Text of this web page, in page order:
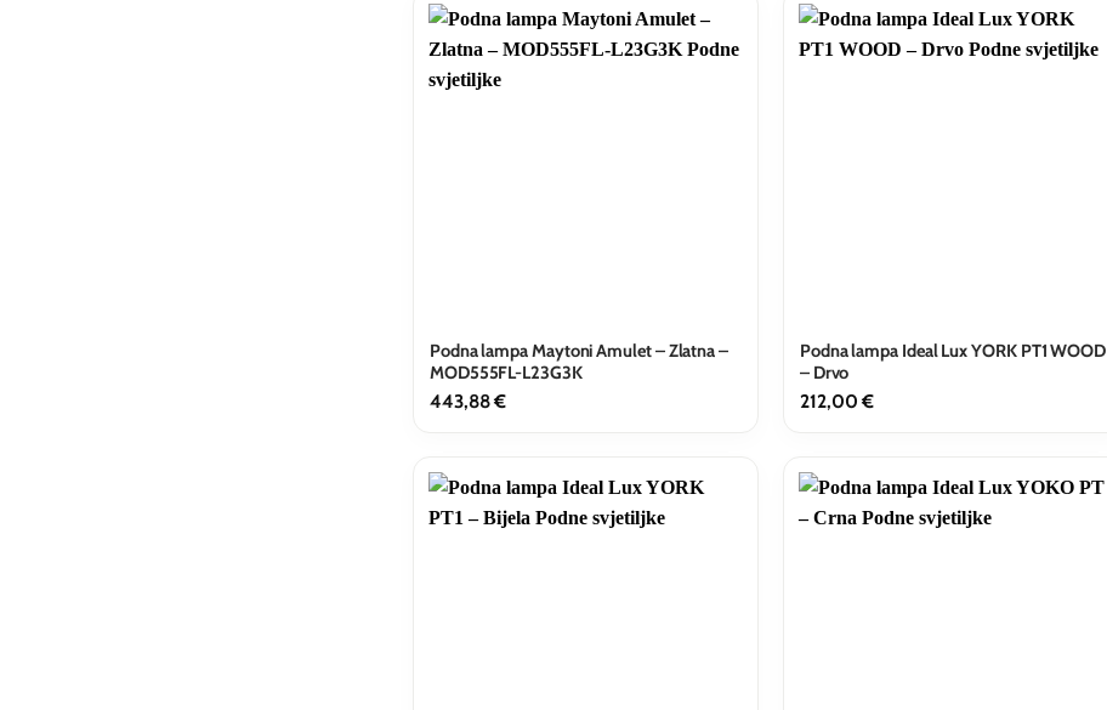
Podna lampa Maytoni Amulet – Zlatna –
MOD555FL-L23G3K
443,88€
Podna lampa Ideal Lux YORK PT1 WOOD
– Drvo
212,00 €